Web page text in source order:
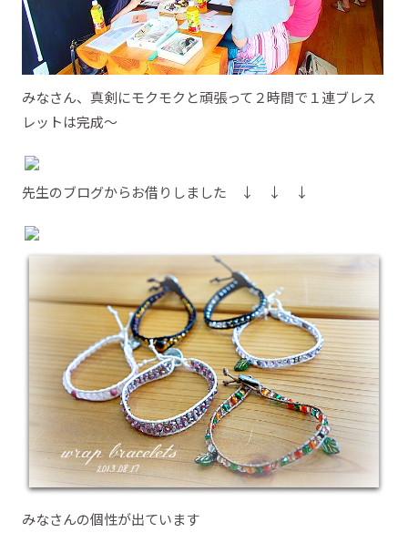
みなさん、真剣にモクモクと頑張って２時間で１連ブレス
レットは完成～
先生のブログからお借りしました ↓ ↓ ↓
みなさんの個性が出ています